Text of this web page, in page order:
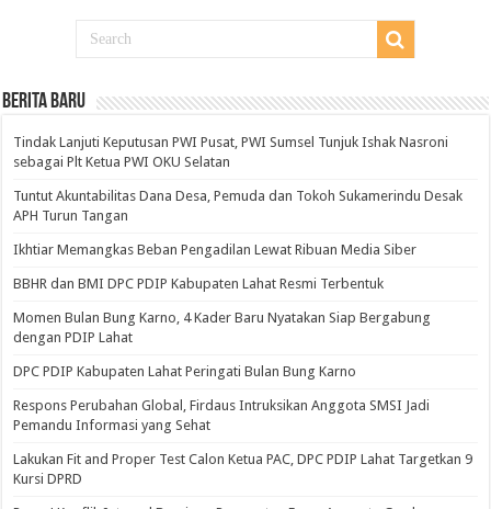
BERITA BARU
Tindak Lanjuti Keputusan PWI Pusat, PWI Sumsel Tunjuk Ishak Nasroni
sebagai Plt Ketua PWI OKU Selatan
Tuntut Akuntabilitas Dana Desa, Pemuda dan Tokoh Sukamerindu Desak
APH Turun Tangan
Ikhtiar Memangkas Beban Pengadilan Lewat Ribuan Media Siber
BBHR dan BMI DPC PDIP Kabupaten Lahat Resmi Terbentuk
Momen Bulan Bung Karno, 4 Kader Baru Nyatakan Siap Bergabung
dengan PDIP Lahat
DPC PDIP Kabupaten Lahat Peringati Bulan Bung Karno
Respons Perubahan Global, Firdaus Intruksikan Anggota SMSI Jadi
Pemandu Informasi yang Sehat
Lakukan Fit and Proper Test Calon Ketua PAC, DPC PDIP Lahat Targetkan 9
Kursi DPRD